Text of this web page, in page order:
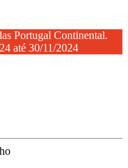
Portugal Continental.
até 30/11/2024